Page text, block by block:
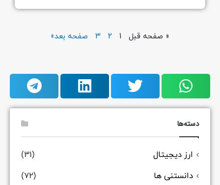
« صفحه قبل 2
3 صفحه بعد»
دسته‌ها
ارز دیجیتال
دانستنی ها